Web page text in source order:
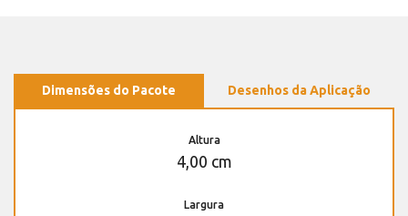
Dimensões do Pacote Desenhos da Aplicação
Altura
4,00 cm
Largura